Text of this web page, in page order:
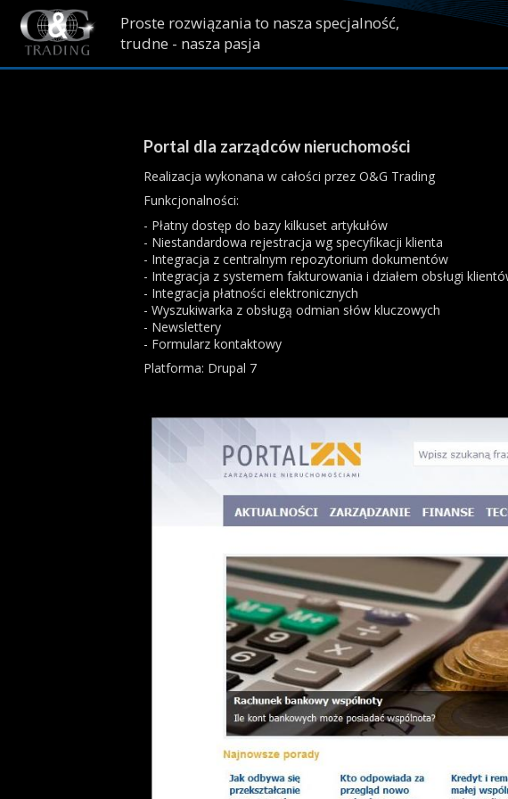
Przejdź do treści
Proste rozwiązania to nasza specjalność,
trudne - nasza pasja
Portal dla zarządców nieruchomości
Realizacja wykonana w całości przez O&G Trading
Funkcjonalności:
- Płatny dostęp do bazy kilkuset artykułów
- Niestandardowa rejestracja wg specyfikacji klienta
- Integracja z centralnym repozytorium dokumentów
- Integracja z systemem fakturowania i działem obsługi
- Integracja płatności elektronicznych
- Wyszukiwarka z obsługą odmian słów kluczowych
- Newslettery
- Formularz kontaktowy
Platforma: Drupal 7